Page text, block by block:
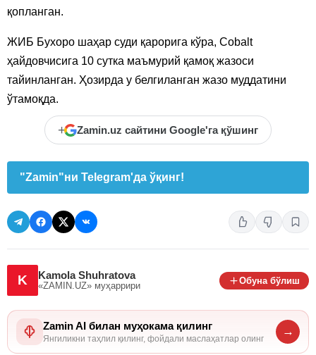
қопланган.
ЖИБ Бухоро шаҳар суди қарорига кўра, Cobalt
ҳайдовчисига 10 сутка маъмурий қамоқ жазоси
тайинланган. Ҳозирда у белгиланган жазо муддатини
ўтамоқда.
+ Zamin.uz сайтини Google'га қўшинг
"Zamin"ни Telegram'да ўқинг!
K Kamola Shuhratova
«ZAMIN.UZ» муҳаррири
Обуна бўлиш
Zamin AI билан муҳокама қилинг
Янгиликни таҳлил қилинг, фойдали маслаҳатлар олинг
→